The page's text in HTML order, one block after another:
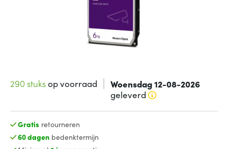
290 stuksop voorraad Woensdag 12-08-2026
geleverd
Gratis retourneren
60 dagenbedenktermijn